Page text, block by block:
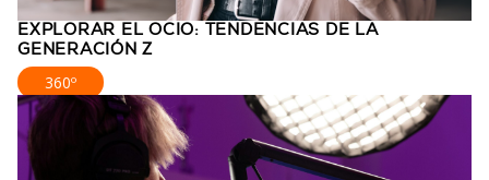
EXPLORAR EL OCIO: TENDENCIAS DE LA
GENERACIÓN Z
360º